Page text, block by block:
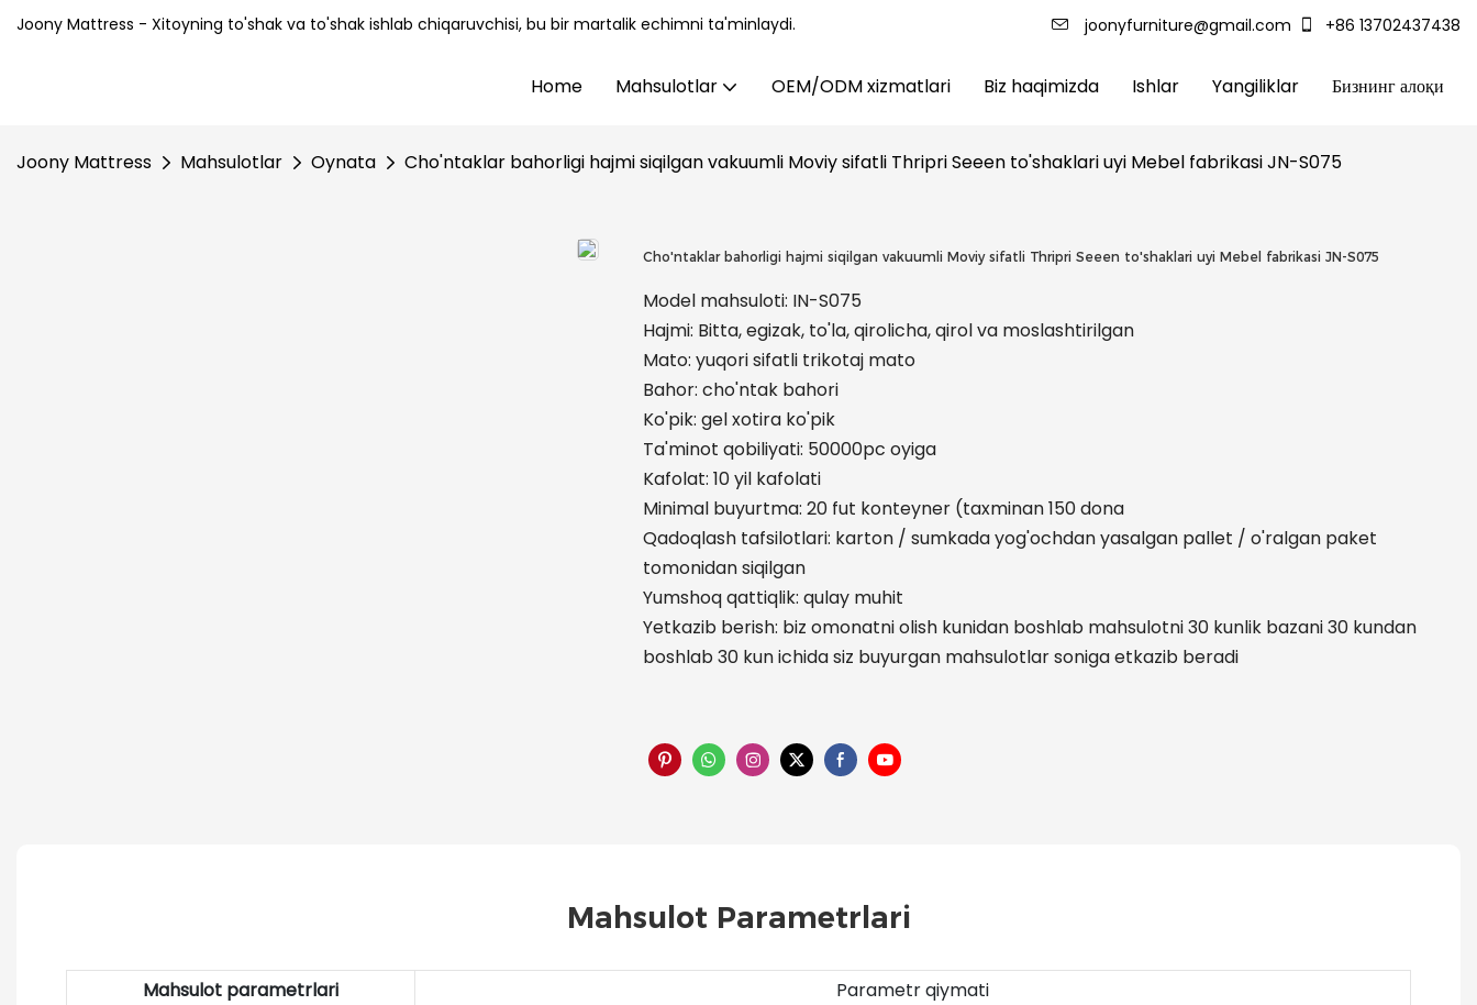
Joony Mattress - Xitoyning to'shak va to'shak ishlab chiqaruvchisi, bu bir martalik echimni ta'minlaydi. joonyfurniture@gmail.com +86 13702437438
Home Mahsulotlar OEM/ODM xizmatlari Biz haqimizda Ishlar Yangiliklar Бизнинг алоқи
Joony Mattress Mahsulotlar Oynata Cho'ntaklar bahorligi hajmi siqilgan vakuumli Moviy sifatli Thripri Seeen to'shaklari uyi Mebel fabrikasi JN-S075
Cho'ntaklar bahorligi hajmi siqilgan vakuumli Moviy sifatli Thripri Seeen to'shaklari uyi Mebel fabrikasi JN-S075
Model mahsuloti: IN-S075
Hajmi: Bitta, egizak, to'la, qirolicha, qirol va moslashtirilgan
Mato: yuqori sifatli trikotaj mato
Bahor: cho'ntak bahori
Ko'pik: gel xotira ko'pik
Ta'minot qobiliyati: 50000pc oyiga
Kafolat: 10 yil kafolati
Minimal buyurtma: 20 fut konteyner (taxminan 150 dona
Qadoqlash tafsilotlari: karton / sumkada yog'ochdan yasalgan pallet / o'ralgan paket
tomonidan siqilgan
Yumshoq qattiqlik: qulay muhit
Yetkazib berish: biz omonatni olish kunidan boshlab mahsulotni 30 kunlik bazani 30 kundan
boshlab 30 kun ichida siz buyurgan mahsulotlar soniga etkazib beradi
Mahsulot Parametrlari
Mahsulot parametrlari
Parametr qiymati